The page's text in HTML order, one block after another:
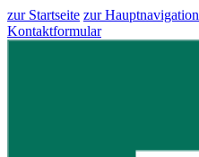
zur Startseite zur Hauptnavigation
Kontaktformular